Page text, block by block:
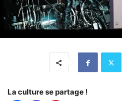
La culture se partage !